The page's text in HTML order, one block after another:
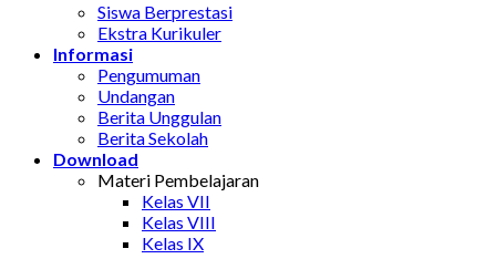
Siswa Berprestasi
Ekstra Kurikuler
Informasi
Pengumuman
Undangan
Berita Unggulan
Berita Sekolah
Download
Materi Pembelajaran
Kelas VII
Kelas VIII
Kelas IX